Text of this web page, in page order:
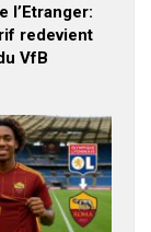
l’Etranger:
redevient
VfB